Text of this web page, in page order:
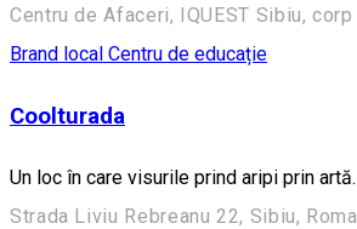
Brand local Centru de educație
Coolturada
Un loc în care visurile prind aripi prin artă.
Strada Liviu Rebreanu 22, Sibiu,